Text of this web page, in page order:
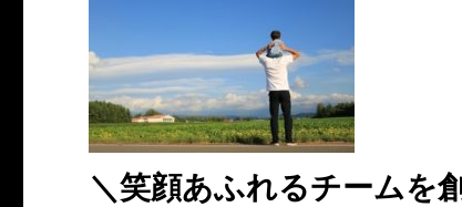
＼笑顔あふれるチームを